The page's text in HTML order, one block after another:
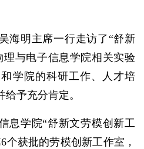
海明主席一行走访了“舒新
与电子信息学院相关实验
学院的科研工作、人才培
予充分肯定。
息学院“舒新文劳模创新工
个获批的劳模创新工作室，